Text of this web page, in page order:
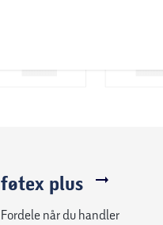
føtex plus
Fordele når du handler